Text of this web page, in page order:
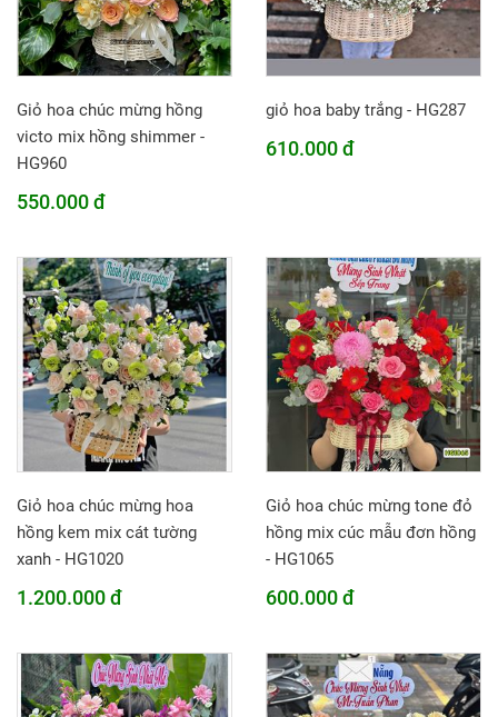
Giỏ hoa chúc mừng hồng
victo mix hồng shimmer -
HG960
550.000 đ
giỏ hoa baby trắng - HG287
610.000 đ
Giỏ hoa chúc mừng hoa
hồng kem mix cát tường
xanh - HG1020
1.200.000 đ
Giỏ hoa chúc mừng tone đỏ
hồng mix cúc mẫu đơn hồng
- HG1065
600.000 đ